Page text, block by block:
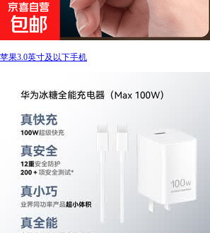
苹果3.0英寸及以下手机